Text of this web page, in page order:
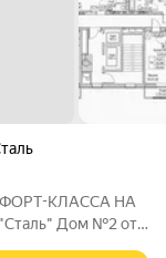
KЛАСCA HA
Дом №2 от